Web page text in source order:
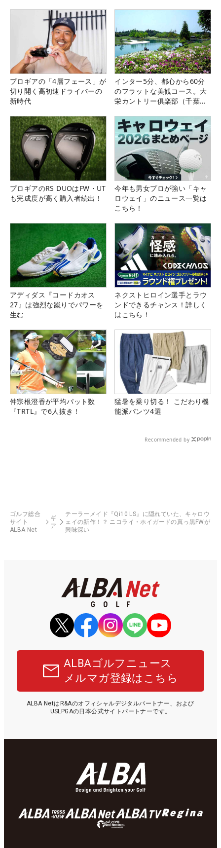
プロギアの「4層フェース」が
切り開く高初速ドライバーの
新時代
インター5分、都心から60分
のフラットな美観コース。大
栄カントリー俱楽部（千葉
プロギアのRS DUOはFW・UT
も完成度が高く購入者続出！
今年も男女プロが強い「キャ
ロウェイ」のニュース一覧は
こちら！
アディダス『コードカオス
27』は強烈な蹴りでパワーを
生む
ネクストヒロイン選手とラウ
ンドできるチャンス！詳しく
はこちら！
仲宗根澄香が平均パット数
『TRTL』で6人抜き！
猛暑を乗り切る！ こだわり機
能派パンツ4選
Recommended by
ゴルフ総合
サイト
ALBA Net
ギ
ア
テーラーメイド『Qi10 LS』に隠れていた、キャロウ
ェイの新作！？ ニコライ・ホイガードの真っ黒FWが
興味深い
ALBAゴルフニュース
メルマガ登録はこちら
ALBA NetはR&Aのオフィシャルデジタルパートナー、および
USLPGAの日本公式サイトパートナーです。